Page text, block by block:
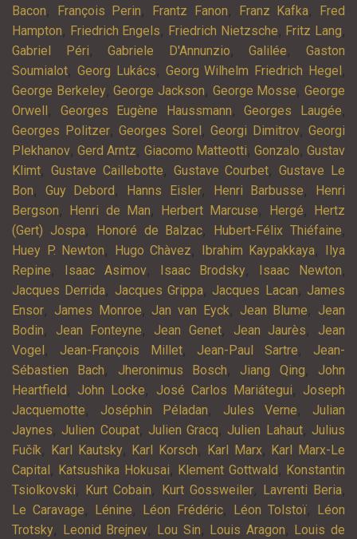
Bacon, François Perin, Frantz Fanon, Franz Kafka,
Fred
Hampton, Friedrich Engels, Friedrich Nietzsche, Fritz Lang,
Gabriel Péri,Gabriele D'Annunzio,Galilée,Gaston
Soumialot, Georg Lukács, Georg Wilhelm Friedrich Hegel ,
George Berkeley,George Jackson, George Mosse,George
Orwell , Georges Eugène Haussmann,Georges Laugée,
Georges Politzer, Georges Sorel , Georgi Dimitrov, Georgi
Plekhanov,Gerd Arntz, Giacomo Matteotti, Gonzalo,Gustav
Klimt, Gustave Caillebotte, Gustave Courbet,Gustave Le
Bon, Guy Debord , Hanns Eisler, Henri Barbusse,
Henri
Bergson, Henri de Man, Herbert Marcuse, Hergé,
Hertz
(Gert) Jospa, Honoré de Balzac, Hubert-Félix Thiéfaine,
Huey P. Newton, Hugo Chàvez, Ibrahim Kaypakkaya,
Ilya
Repine, Isaac Asimov, Isaac Brodsky, Isaac Newton,
Jacques Derrida, Jacques Grippa, Jacques Lacan, James
Ensor, James Monroe, Jan van Eyck, Jean Blume, Jean
Bodin, Jean Fonteyne, Jean Genet, Jean Jaurès, Jean
Vogel , Jean-François Millet, Jean-Paul Sartre, Jean-
Sébastien Bach, Jheronimus Bosch, Jiang Qing, John
Heartfield , John Locke, José Carlos Mariátegui, Joseph
Jacquemotte, Joséphin Péladan, Jules Verne, Julian
Jaynes, Julien Coupat, Julien Gracq, Julien Lahaut, Julius
Fučík, Karl Kautsky, Karl Korsch, Karl Marx, Karl Marx-Le
Capital , Katsushika Hokusai, Klement Gottwald , Konstantin
Tsiolkovski, Kurt Cobain, Kurt Gossweiler, Lavrenti Beria,
Le Caravage, Lénine, Léon Frédéric, Léon Tolstoï,
Léon
Trotsky, Leonid Brejnev, Lou Sin, Louis Aragon, Louis de